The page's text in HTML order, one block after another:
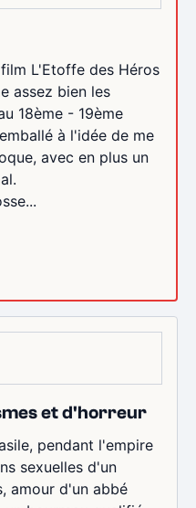
L'Etoffe des Héros
assez bien les
18ème - 19ème
à l'idée de me
avec en plus un
et d'horreur
pendant l'empire
sexuelles d'un
amour d'un abbé